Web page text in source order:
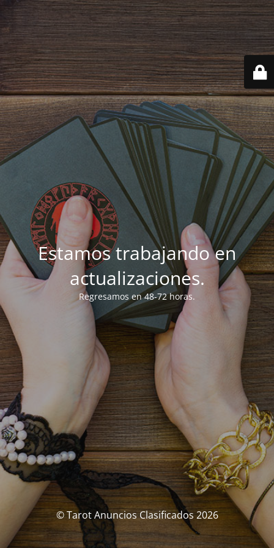
Estamos trabajando en
actualizaciones.
Regresamos en 48-72 horas.
© Tarot Anuncios Clasificados 2026